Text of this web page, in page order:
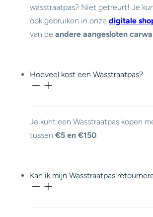
wasstraatpas? Niet getreurt! Je
ook gebruiken in onze digitale
van de andere aangesloten
Hoeveel kost een Wasstraatpas?
Je kunt een Wasstraatpas kopen
tussen €5 en €150
Kan ik mijn Wasstraatpas